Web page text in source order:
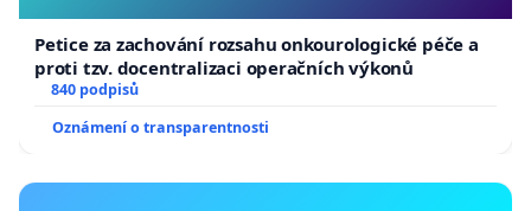
Petice za zachování rozsahu onkourologické péče a
proti tzv. docentralizaci operačních výkonů
840 podpisů
Oznámení o transparentnosti